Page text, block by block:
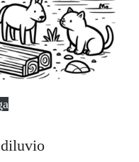
diluvio